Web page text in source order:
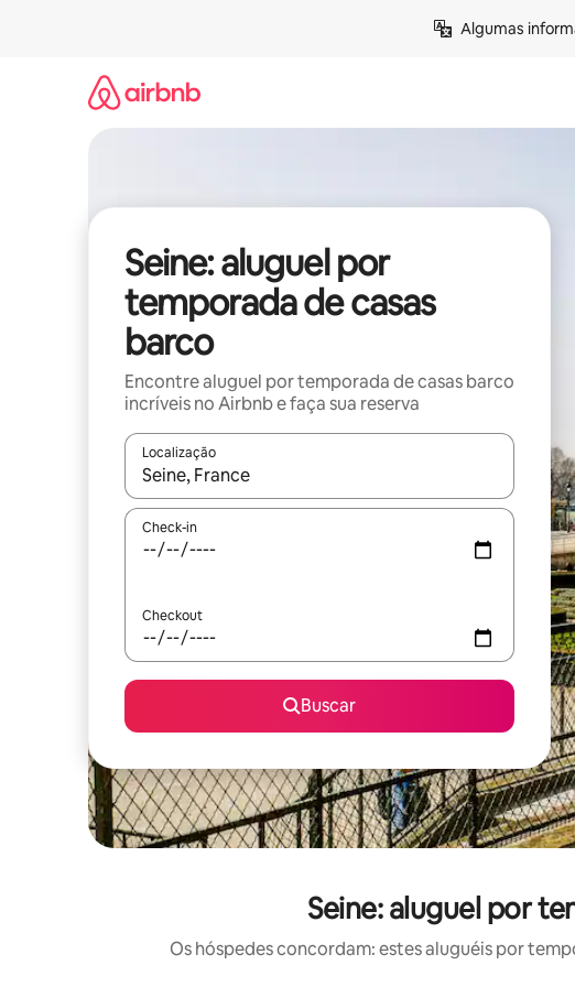
Algumas
Seine: aluguel por
temporada de casas
barco
Encontre aluguel por temporada de casas barco
incríveis no Airbnb e faça sua reserva
Localização
Quando os resultados estiverem disponíveis, explore-os
Check-in
Checkout
Buscar
Seine: aluguel por
Os hóspedes concordam: estes aluguéis por